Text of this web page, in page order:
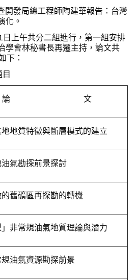
開發局總工程師陶建華報告：台灣
化。
上午共分二組進行，第一組安排
學會林秘書長再遷主持，論文共
下：
論 文
地質特徵與斷層模式的建立
氣勘探前景探討
舊礦區再探勘的轉機
」非常規油氣地質理論與潛力
油氣資源勘探前景